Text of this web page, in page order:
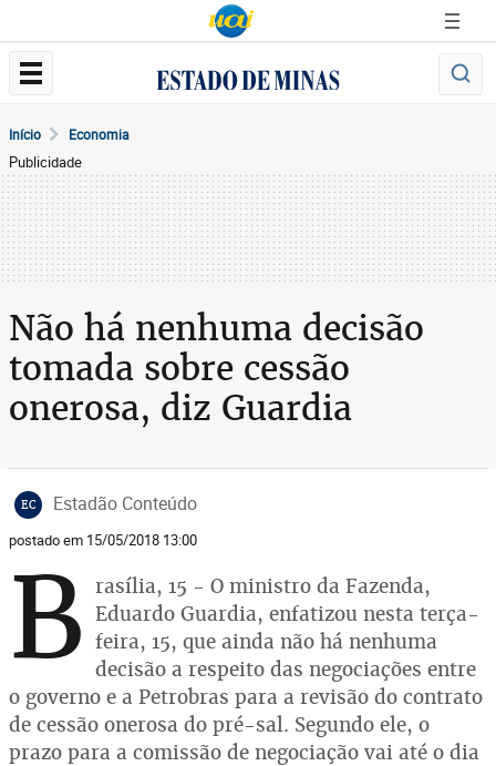
Início Economia
Publicidade
Não há nenhuma decisão
tomada sobre cessão
onerosa, diz Guardia
EC Estadão Conteúdo
postado em 15/05/2018 13:00
B rasília, 15 - O ministro da Fazenda,
Eduardo Guardia, enfatizou nesta terça-
feira, 15, que ainda não há nenhuma
decisão a respeito das negociações entre
o governo e a Petrobras para a revisão do contrato
de cessão onerosa do pré-sal. Segundo ele, o
prazo para a comissão de negociação vai até o dia